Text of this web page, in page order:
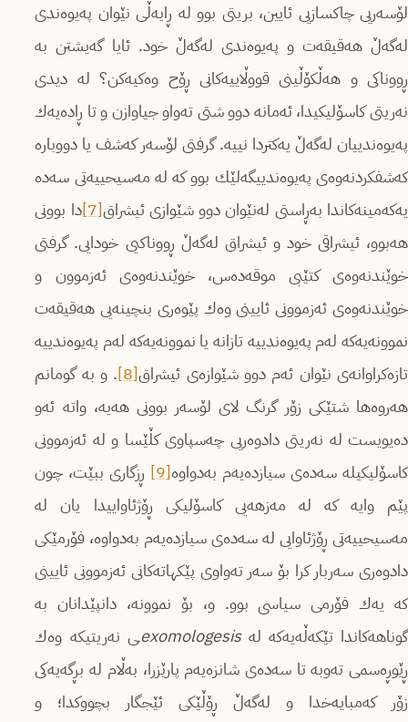
لۆسه‌ریی چاكسازیی ئایین، بریتی بوو له‌ ڕایه‌ڵی نێوان په‌یوه‌ندی
له‌گه‌ڵ هه‌قیقه‌ت و په‌یوه‌ندی له‌گه‌ڵ خود. ئایا گه‌یشتن به‌
ڕووناكی و هه‌ڵكۆڵینی قووڵاییه‌كانی ڕۆح وه‌كیه‌كن؟ له‌ دیدی
نه‌ریتی كاسۆلیكیدا‌، ئه‌مانه‌ دوو شتی ته‌واو جیاوازن و تا ڕاده‌یه‌ك
په‌یوه‌ندییان له‌گه‌ڵ یه‌كتردا نییه‌. گرفتی لۆسه‌ر كه‌شف یا دووباره‌
كه‌شفكردنه‌وه‌ی په‌یوه‌ندییگه‌لێك بوو كه‌ له‌ مه‌سیحییه‌تی سه‌ده‌
یه‌كه‌مینه‌كاندا به‌ڕاستی له‌نێوان دوو شێوازی ئیشراق[7]
دا بوونی
هه‌بوو، ئیشراقی خود و ئیشراق له‌گه‌ڵ ڕووناكیی خودایی. گرفتی
خوێندنه‌وه‌ی كتێبی موقه‌ده‌س، خوێندنه‌وه‌ی ئه‌زموون و
خوێندنه‌وه‌ی ئه‌زموونی ئایینی وه‌ك پێوه‌ری بنچینه‌یی هه‌قیقه‌ت
نموونه‌یه‌كه‌ له‌م په‌یوه‌ندییه‌ تازانه‌ یا نموونه‌یه‌كه‌ له‌م په‌یوه‌ندییه‌
تازه‌كراوانه‌ی نێوان ئه‌م دوو شێوازه‌ی ئیشراق[8]
. و به‌ گومانم
هه‌روه‌ها شتێكی زۆر گرنگ لای لۆسه‌ر بوونی هه‌یه‌، واته‌ ئه‌و
ده‌یویست له‌ نه‌ریتی دادوه‌ریی چه‌سپاوی كڵێسا و له‌ ئه‌زموونی
كاسۆلیكیله‌ سه‌ده‌ی سیازده‌یه‌م به‌دواوه‌[9]
ڕزگاری ببێت، چون
پێم وایه‌ كه‌ له‌ مه‌زهه‌یی كاسۆلیكی ڕۆژئاواییدا یان له‌
مه‌سیحییه‌تی ڕۆژئاوایی له‌ سه‌ده‌ی سیازده‌یه‌م به‌دواوه‌، فۆرمێكی
دادوه‌ری سه‌ربار كرا بۆ سه‌ر ته‌واوی پێكهاته‌كانی ئه‌زموونی ئایینی
كه‌ یه‌ك فۆرمی سیاسی بوو. و، بۆ نموونه، دانپێدانان به‌
گوناهه‌كاندا تێكه‌ڵه‌یه‌كه‌ له‌exomologesisـی نه‌ریتیكه‌‌ وه‌ك
ڕێوڕه‌سمی ته‌وبه‌ تا سه‌ده‌ی شانزه‌یه‌م پارێزرا، به‌ڵام له‌ بڕگه‌یه‌كی
زۆر كه‌مبایه‌خدا و له‌گه‌ڵ ڕۆڵێكی ئێجگار بچووكدا؛ و